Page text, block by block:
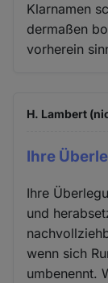
Klarnamen
dermaßen
vorherein
H. Lambert
Ihre
Ihre
und
wenn sich
umbenennt.